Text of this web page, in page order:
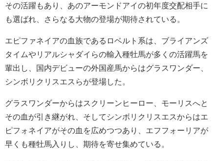
その活躍もあり、あのアーモンドアイの初年度交配相手に
も選ばれ、さらなる大物の登場が期待されている。
エピファネイアの血族であるロベルト系は、ブライアンズ
タイムやリアルシャダイらの輸入種牡馬が多くの活躍馬を
輩出し、国内デビューの外国産馬からはグラスワンダー、
シンボリクリスエスらが登場した。
グラスワンダーからはスクリーンヒーロー、モーリスへと
その血が引き継がれ、そしてシンボリクリスエスからはエ
ピフォネイアがその血を広めつつあり、エフフォーリアが
早くも種牡馬入りし、期待を寄せ集めている。